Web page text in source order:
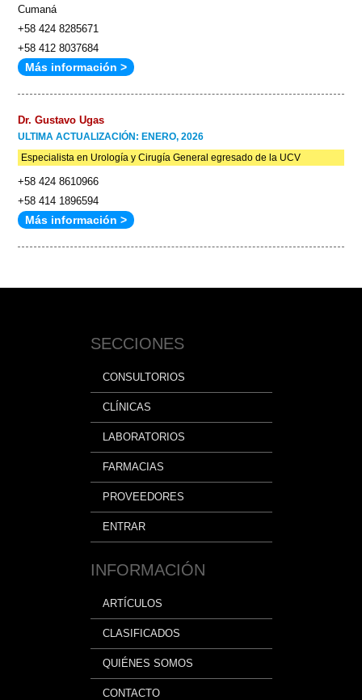
Cumaná
+58 424 8285671
+58 412 8037684
Más información >
Dr. Gustavo Ugas
ULTIMA ACTUALIZACIÓN: ENERO, 2026
Especialista en Urología y Cirugía General egresado de la UCV
+58 424 8610966
+58 414 1896594
Más información >
SECCIONES
CONSULTORIOS
CLÍNICAS
LABORATORIOS
FARMACIAS
PROVEEDORES
ENTRAR
INFORMACIÓN
ARTÍCULOS
CLASIFICADOS
QUIÉNES SOMOS
CONTACTO